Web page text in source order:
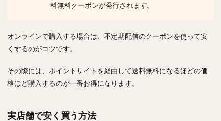
料無料クーポンが発行されます。
オンラインで購入する場合は、不定期配信のクーポンを使って安
くするのがコツです。
その際には、ポイントサイトを経由して送料無料になるほどの価
格ほど購入するのが一番お得になります。
実店舗で安く買う方法